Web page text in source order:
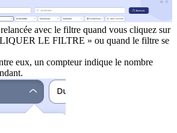
avec le filtre quand vous cliquez sur
LE FILTRE » ou quand le filtre se
eux, un compteur indique le nombre